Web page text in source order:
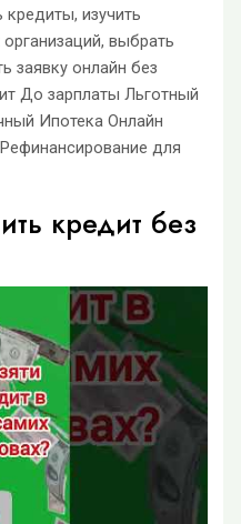
изучить
выбрать
заявку онлайн без
До зарплаты Льготный
Ипотека Онлайн
для
кредит без